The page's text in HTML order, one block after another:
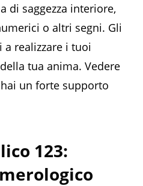
di saggezza interiore,
o altri segni. Gli
realizzare i tuoi
tua anima. Vedere
un forte supporto
123: